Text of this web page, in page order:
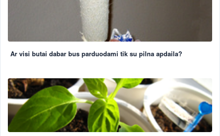
Ar visi butai dabar bus parduodami tik su pilna apdaila?